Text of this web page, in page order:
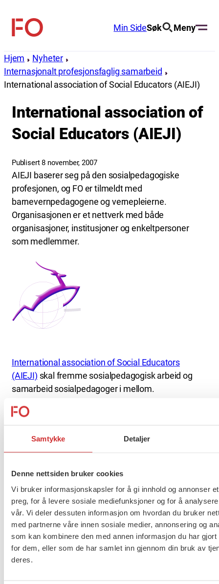
Samtykke Detaljer
Denne nettsiden bruker cookies
Vi bruker informasjonskapsler for å gi innhold og annonser
preg, for å levere sosiale mediefunksjoner og for å
vår. Vi deler dessuten informasjon om hvordan du bruker
med partnerne våre innen sosiale medier, annonsering og
som kan kombinere den med annen informasjon du har gjort
for dem, eller som de har samlet inn gjennom din bruk av
deres.
innhold
FO
Min SideSøk Meny
Hjem
Nyheter
Internasjonalt profesjonsfaglig samarbeid
International association of Social Educators (AIEJI)
International association of
Social Educators (AIEJI)
Publisert 8 november, 2007
AIEJI baserer seg på den sosialpedagogiske
profesjonen, og FO er tilmeldt med
barnevernpedagogene og vernepleierne.
Organisasjonen er et nettverk med både
organisasjoner, institusjoner og enkeltpersoner
som medlemmer.
International association of Social Educators
(AIEJI) skal fremme sosialpedagogisk arbeid og
samarbeid sosialpedagoger i mellom.
Flere saker
Taushetsplikt og personvern
Er du berørt av brannen i